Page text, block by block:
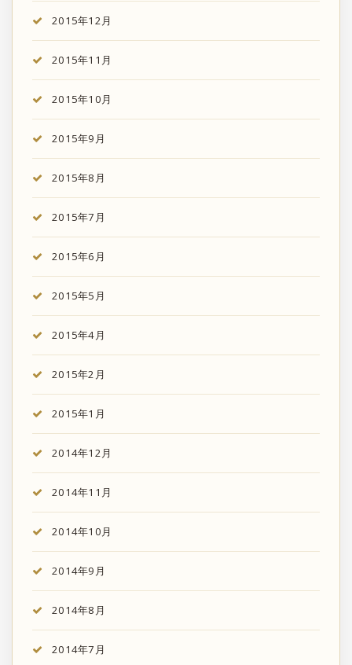
2015年12月
2015年11月
2015年10月
2015年9月
2015年8月
2015年7月
2015年6月
2015年5月
2015年4月
2015年2月
2015年1月
2014年12月
2014年11月
2014年10月
2014年9月
2014年8月
2014年7月